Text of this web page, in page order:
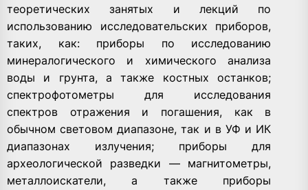
теоретических занятых и лекций по
использованию исследовательских приборов,
таких, как: приборы по исследованию
минералогического и химического анализа
воды и грунта, а также костных останков;
спектрофотометры для исследования
спектров отражения и погашения, как в
обычном световом диапазоне, так и в УФ и ИК
диапазонах излучения; приборы для
археологической разведки — магнитометры,
металлоискатели, а также приборы